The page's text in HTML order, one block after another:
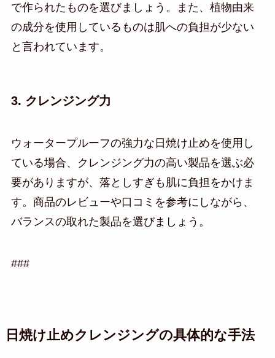
で作られたものを選びましょう。また、植物由来
の成分を使用しているものは肌への負担が少ない
と言われています。
3. クレンジング力
ウォータープルーフの強力な日焼け止めを使用し
ている場合、クレンジング力の高い製品を選ぶ必
要がありますが、落としすぎも肌に負担をかけま
す。商品のレビューや口コミを参考にしながら、
バランスの取れた製品を選びましょう。
###
日焼け止めクレンジングの具体的な手法